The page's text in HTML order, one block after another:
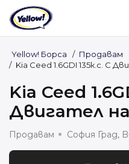
Yellow! Борса / Продавам
/ Kia Ceed 1.6GDI 135к.с. С
Kia Ceed
Двигател
Продавам София Град,